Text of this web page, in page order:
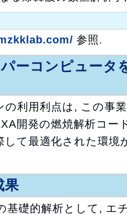
参照.
ーコンピュータ
の利用利点は, この事
開発の燃焼解析コー
して最適化された環境
果
基礎的解析として, エ